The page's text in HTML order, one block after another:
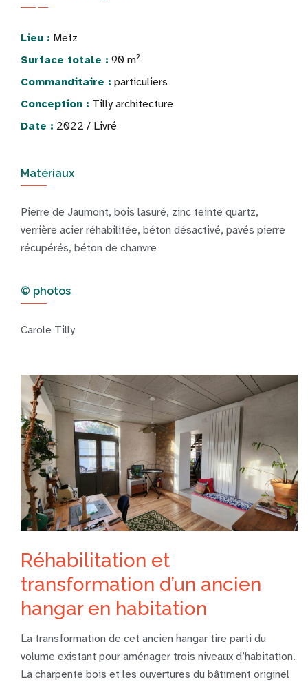
Lieu : Metz
Surface totale : 90 m²
Commanditaire : particuliers
Conception : Tilly architecture
Date : 2022 / Livré
Matériaux
Pierre de Jaumont, bois lasuré, zinc teinte quartz,
verrière acier réhabilitée, béton désactivé, pavés pierre
récupérés, béton de chanvre
© photos
Carole Tilly
Réhabilitation et
transformation d’un ancien
hangar en habitation
La transformation de cet ancien hangar tire parti du
volume existant pour aménager trois niveaux d’habitation.
La charpente bois et les ouvertures du bâtiment originel